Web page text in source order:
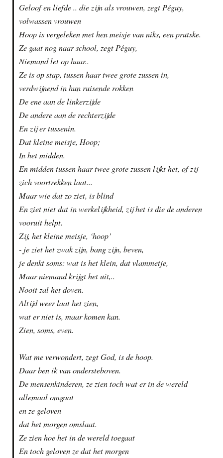
Geloof en liefde .. die zijn als vrouwen, zegt Péguy,
volwassen vrouwen
Hoop is vergeleken met hen meisje van niks, een prutske.
Ze gaat nog naar school, zegt Péguy,
Niemand let op haar..
Ze is op stap, tussen haar twee grote zussen in,
verdwijnend in hun ruisende rokken
De ene aan de linkerzijde
De andere aan de rechterzijde
En zij er tussenin.
Dat kleine meisje, Hoop;
In het midden.
En midden tussen haar twee grote zussen lijkt het, of zij
zich voortrekken laat...
Maar wie dat zo ziet, is blind
En ziet niet dat in werkelijkheid, zij het is die de anderen
vooruit helpt.
Zij, het kleine meisje, ‘hoop’
- je ziet het zwak zijn, bang zijn, beven,
je denkt soms: wat is het klein, dat vlammetje,
Maar niemand krijgt het uit,..
Nooit zal het doven.
Altijd weer laat het zien,
wat er niet is, maar komen kan.
Zien, soms, even.
Wat me verwondert, zegt God, is de hoop.
Daar ben ik van ondersteboven.
De mensenkinderen, ze zien toch wat er in de wereld
allemaal omgaat
en ze geloven
dat het morgen omslaat.
Ze zien hoe het in de wereld toegaat
En toch geloven ze dat het morgen